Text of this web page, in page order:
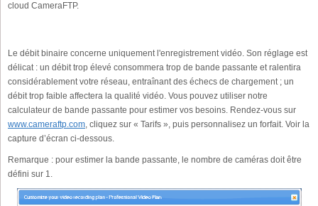
cloud CameraFTP.
Le débit binaire concerne uniquement l'enregistrement vidéo. Son réglage est
délicat : un débit trop élevé consommera trop de bande passante et ralentira
considérablement votre réseau, entraînant des échecs de chargement ; un
débit trop faible affectera la qualité vidéo. Vous pouvez utiliser notre
calculateur de bande passante pour estimer vos besoins. Rendez-vous sur
www.cameraftp.com, cliquez sur « Tarifs », puis personnalisez un forfait. Voir la
capture d’écran ci-dessous.
Remarque : pour estimer la bande passante, le nombre de caméras doit être
défini sur 1.